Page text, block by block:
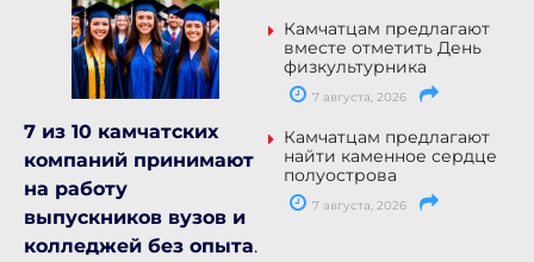
7 из 10 камчатских
компаний принимают
на работу
выпускников вузов и
колледжей без опыта.
Камчатцам предлагают
вместе отметить День
физкультурника
7 августа, 2026
Камчатцам предлагают
найти каменное сердце
полуострова
7 августа, 2026